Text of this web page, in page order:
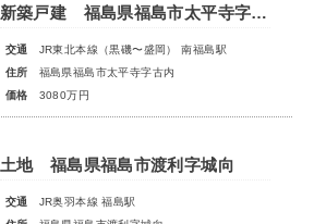
新築戸建 福島県福島市太平寺字古内
交通
JR東北本線（黒磯〜盛岡） 南福島駅
住所
福島県福島市太平寺字古内
価格
3080万円
土地 福島県福島市渡利字城向
交通
JR奥羽本線 福島駅